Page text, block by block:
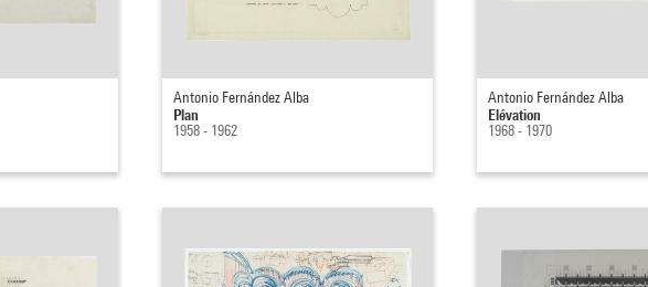
Antonio Fernández Alba
Plan
1958 - 1962
Antonio Fernández Alba
Elévation
1968 - 1970